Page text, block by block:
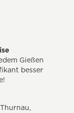
Gießen
besser